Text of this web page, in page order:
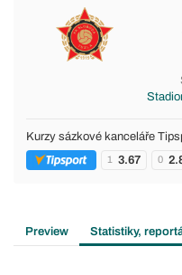
Kurzy sázkové kanceláře
1 3.67 0
Preview Statistiky,